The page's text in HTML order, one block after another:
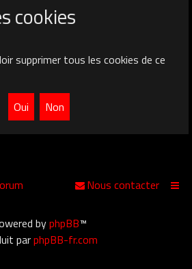
cookies
supprimer tous les cookies de ce
Nous contacter
byphpBB™
parphpBB-fr.com